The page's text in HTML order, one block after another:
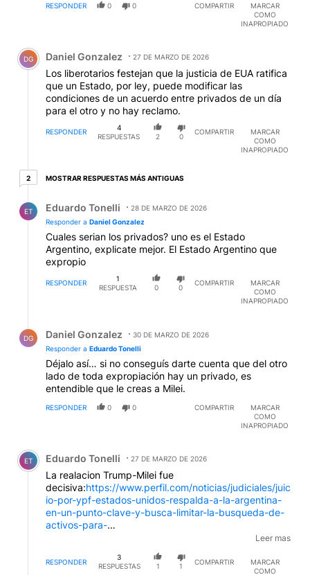
RESPONDER 0 0 COMPARTIR
MARCAR
COMO
INAPROPIADO
Comentario de Daniel Gonzalez.
DG Daniel Gonzalez 27 DE MARZO DE 2026
Los liberotarios festejan que la justicia de EUA ratifica
que un Estado, por ley, puede modificar las
condiciones de un acuerdo entre privados de un día
para el otro y no hay reclamo.
RESPONDER
4
RESPUESTAS
2 0
COMPARTIR
MARCAR
COMO
INAPROPIADO
22 respuestas más antiguas
MOSTRAR RESPUESTAS MÁS ANTIGUAS
ET Eduardo Tonelli
28 DE MARZO DE 2026
Responder a Daniel Gonzalez
Cuales serian los privados? uno es el Estado
Argentino, explicate mejor. El Estado Argentino que
expropio
RESPONDER
1
RESPUESTA
0 0
COMPARTIR
MARCAR
COMO
INAPROPIADO
DG Daniel Gonzalez
30 DE MARZO DE 2026
Responder a Eduardo Tonelli
Déjalo así… si no conseguís darte cuenta que del otro
lado de toda expropiación hay un privado, es
entendible que le creas a Milei.
RESPONDER 0 0 COMPARTIR
MARCAR
COMO
INAPROPIADO
Comentario de Eduardo Tonelli.
ET Eduardo Tonelli 27 DE MARZO DE 2026
La realacion Trump-Milei fue
decisiva:https://www.perfil.com/noticias/judiciales/juic
io-por-ypf-estados-unidos-respalda-a-la-argentina-
en-un-punto-clave-y-busca-limitar-la-busqueda-de-
activos-para-
embargos.phtml#:~:text=El%20Departamento%20de
%20Justicia%20de%20Estados%20Unidos,del%20pa%
C3%ADs%20en%20medio%20de%20la%20apelaci%C
Leer mas
RESPONDER
3
RESPUESTAS
1 1
COMPARTIR
MARCAR
COMO